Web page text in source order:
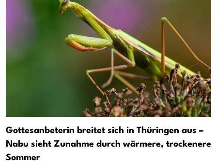
Gottesanbeterin breitet sich in Thüringen aus –
Nabu sieht Zunahme durch wärmere, trockenere
Sommer